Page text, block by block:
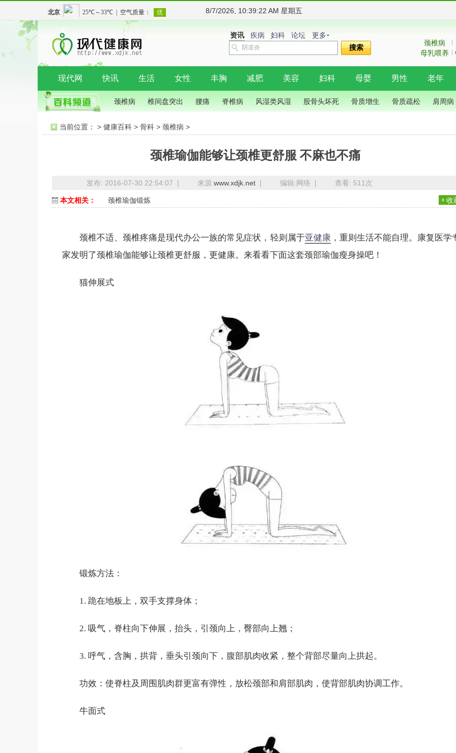
8/7/2026, 10:39:23 AM 星期五
资讯 疾病 妇科 论坛 更多
搜索
颈椎病
母乳喂养
现代网 快讯 生活 女性 丰胸 减肥 美容 妇科 母婴 男性 老年
颈椎病 椎间盘突出 腰痛 脊椎病 风湿类风湿 股骨头坏死 骨质增生 骨质疏松 肩周病
当前位置： > 健康百科 > 骨科 > 颈椎病 >
颈椎瑜伽能够让颈椎更舒服 不麻也不痛
发布: 2016-07-30 22:54:07 | 来源:www.xdjk.net | 编辑:网络 | 查看: 511次
本文相关： 颈椎瑜伽锻炼 收
颈椎不适、颈椎疼痛是现代办公一族的常见症状，轻则属于亚健康，重则生活不能自理。康复医学
家发明了颈椎瑜伽能够让颈椎更舒服，更健康。来看看下面这套颈部瑜伽瘦身操吧！
猫伸展式
锻炼方法：
1. 跪在地板上，双手支撑身体；
2. 吸气，脊柱向下伸展，抬头，引颈向上，臀部向上翘；
3. 呼气，含胸，拱背，垂头引颈向下，腹部肌肉收紧，整个背部尽量向上拱起。
功效：使脊柱及周围肌肉群更富有弹性，放松颈部和肩部肌肉，使背部肌肉协调工作。
牛面式